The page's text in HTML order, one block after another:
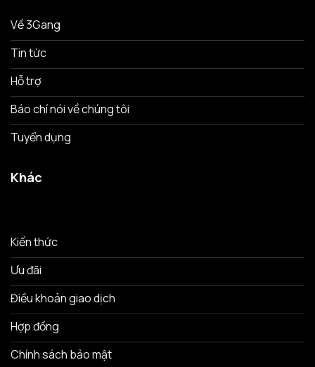
Về 3Gang
Tin tức
Hỗ trợ
Báo chí nói về chúng tôi
Tuyển dụng
Khác
Kiến thức
Ưu đãi
Điều khoản giao dịch
Hợp đồng
Chính sách bảo mật